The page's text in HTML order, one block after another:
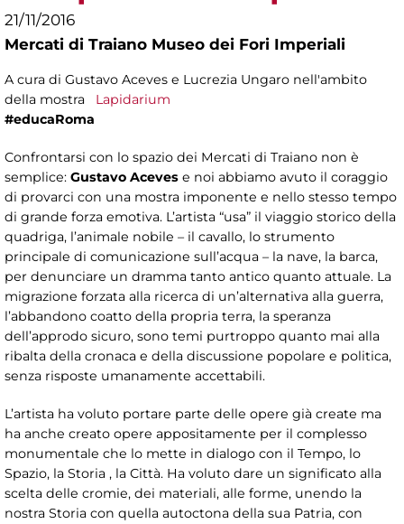
21/11/2016
Mercati di Traiano Museo dei Fori Imperiali
A cura di Gustavo Aceves e Lucrezia Ungaro nell'ambito
della mostra
Lapidarium
#educaRoma
Confrontarsi con lo spazio dei Mercati di Traiano non è
semplice: Gustavo Aceves e noi abbiamo avuto il coraggio
di provarci con una mostra imponente e nello stesso tempo
di grande forza emotiva. L’artista “usa” il viaggio storico della
quadriga, l’animale nobile – il cavallo, lo strumento
principale di comunicazione sull’acqua – la nave, la barca,
per denunciare un dramma tanto antico quanto attuale. La
migrazione forzata alla ricerca di un’alternativa alla guerra,
l’abbandono coatto della propria terra, la speranza
dell’approdo sicuro, sono temi purtroppo quanto mai alla
ribalta della cronaca e della discussione popolare e politica,
senza risposte umanamente accettabili.
L’artista ha voluto portare parte delle opere già create ma
ha anche creato opere appositamente per il complesso
monumentale che lo mette in dialogo con il Tempo, lo
Spazio, la Storia , la Città. Ha voluto dare un significato alla
scelta delle cromie, dei materiali, alle forme, unendo la
nostra Storia con quella autoctona della sua Patria, con